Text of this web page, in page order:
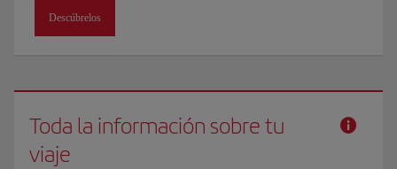
Descúbrelos
Toda la información sobre tu
viaje